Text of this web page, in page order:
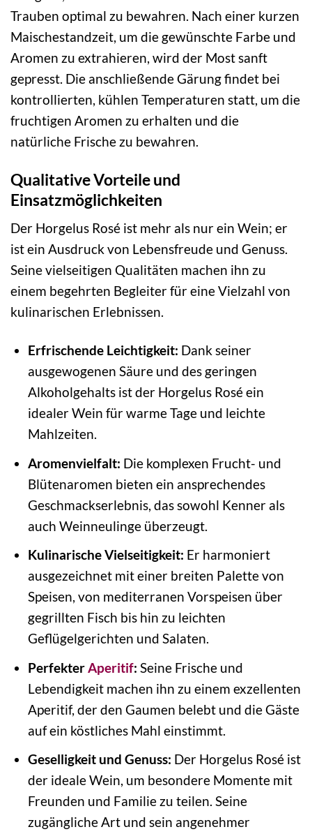
Trauben optimal zu bewahren. Nach einer kurzen
Maischestandzeit, um die gewünschte Farbe und
Aromen zu extrahieren, wird der Most sanft
gepresst. Die anschließende Gärung findet bei
kontrollierten, kühlen Temperaturen statt, um die
fruchtigen Aromen zu erhalten und die
natürliche Frische zu bewahren.
Qualitative Vorteile und
Einsatzmöglichkeiten
Der Horgelus Rosé ist mehr als nur ein Wein; er
ist ein Ausdruck von Lebensfreude und Genuss.
Seine vielseitigen Qualitäten machen ihn zu
einem begehrten Begleiter für eine Vielzahl von
kulinarischen Erlebnissen.
Erfrischende Leichtigkeit: Dank seiner
ausgewogenen Säure und des geringen
Alkoholgehalts ist der Horgelus Rosé ein
idealer Wein für warme Tage und leichte
Mahlzeiten.
Aromenvielfalt: Die komplexen Frucht- und
Blütenaromen bieten ein ansprechendes
Geschmackserlebnis, das sowohl Kenner als
auch Weinneulinge überzeugt.
Kulinarische Vielseitigkeit: Er harmoniert
ausgezeichnet mit einer breiten Palette von
Speisen, von mediterranen Vorspeisen über
gegrillten Fisch bis hin zu leichten
Geflügelgerichten und Salaten.
PerfekterAperitif: Seine Frische und
Lebendigkeit machen ihn zu einem exzellenten
Aperitif, der den Gaumen belebt und die Gäste
auf ein köstliches Mahl einstimmt.
Geselligkeit und Genuss: Der Horgelus Rosé ist
der ideale Wein, um besondere Momente mit
Freunden und Familie zu teilen. Seine
zugängliche Art und sein angenehmer